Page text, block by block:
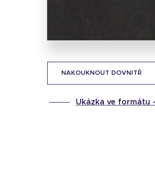
NAKOUKNOUT DOVNITŘ
Ukázka ve formátu -